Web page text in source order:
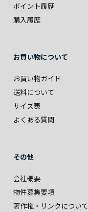
ポイント履歴
購入履歴
お買い物について
お買い物ガイド
送料について
サイズ表
よくある質問
その他
会社概要
物件募集要項
著作権・リンクについて